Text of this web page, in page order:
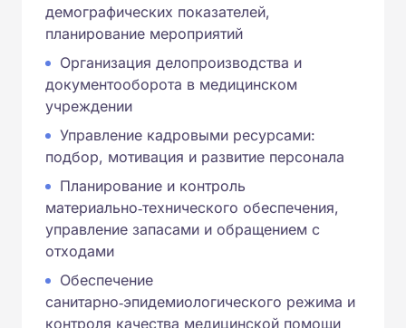
демографических показателей,
планирование мероприятий
Организация делопроизводства и
документооборота в медицинском
учреждении
Управление кадровыми ресурсами:
подбор, мотивация и развитие персонала
Планирование и контроль
материально‑технического обеспечения,
управление запасами и обращением с
отходами
Обеспечение
санитарно‑эпидемиологического режима и
контроля качества медицинской помощи